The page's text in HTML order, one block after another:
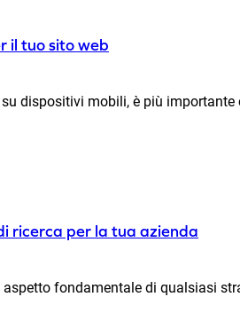
il tuo sito web
dispositivi mobili, è più
ricerca per la tua azienda
fondamentale di qualsiasi